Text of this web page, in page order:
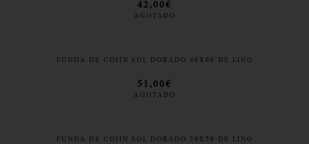
42,00€
AGOTADO
FUNDA DE COJÍN SOL DORADO 40X60 DE LINO
51,00€
AGOTADO
FUNDA DE COJÍN SOL DORADO 50X50 DE LINO